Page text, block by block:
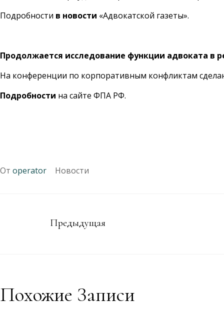
Подробности в новости «Адвокатской газеты».
Продолжается исследование функции адвоката в
На конференции по корпоративным конфликтам
Подробности на сайте ФПА РФ.
От operator Новости
Предыдущая
Похожие Записи